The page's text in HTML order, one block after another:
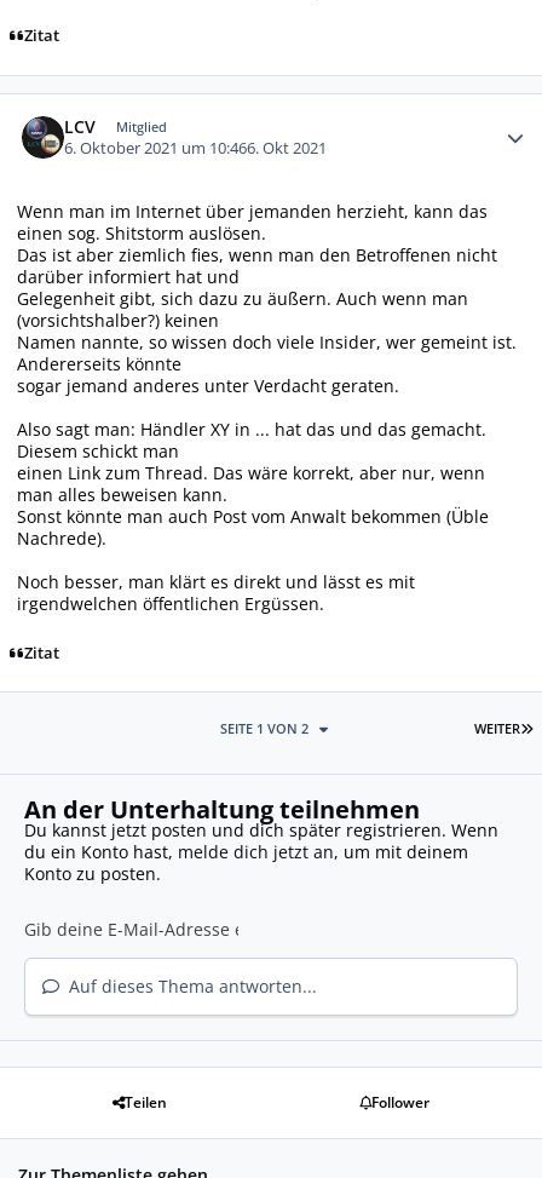
Zitat
LCV Mitglied
6. Oktober 2021 um 10:466. Okt 2021
Wenn man im Internet über jemanden herzieht, kann das
einen sog. Shitstorm auslösen.
Das ist aber ziemlich fies, wenn man den Betroffenen nicht
darüber informiert hat und
Gelegenheit gibt, sich dazu zu äußern. Auch wenn man
(vorsichtshalber?) keinen
Namen nannte, so wissen doch viele Insider, wer gemeint ist.
Andererseits könnte
sogar jemand anderes unter Verdacht geraten.
Also sagt man: Händler XY in ... hat das und das gemacht.
Diesem schickt man
einen Link zum Thread. Das wäre korrekt, aber nur, wenn
man alles beweisen kann.
Sonst könnte man auch Post vom Anwalt bekommen (Üble
Nachrede).
Noch besser, man klärt es direkt und lässt es mit
irgendwelchen öffentlichen Ergüssen.
Zitat
WEITER
SEITE 1 VON 2
An der Unterhaltung teilnehmen
Du kannst jetzt posten und dich später registrieren. Wenn
du ein Konto hast, melde dich jetzt an, um mit deinem
Konto zu posten.
Auf dieses Thema antworten...
Teilen Follower